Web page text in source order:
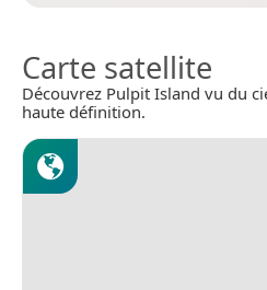
Carte satellite
Découvrez Pulpit Island vu du
haute définition.